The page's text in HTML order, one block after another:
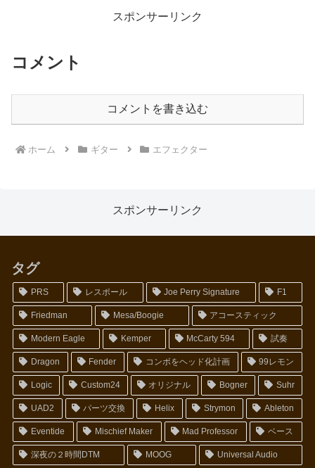
思い切って馬鹿でかい＆馬鹿重
い...
スポンサーリンク
コメント
コメントを書き込む
ホーム ギター エフェクター
スポンサーリンク
タグ
PRS レスポール Joe Perry Signature F1
Friedman Mesa/Boogie アコースティック
Modern Eagle Kemper McCarty 594 試奏
Dragon Fender コンボをヘッド化計画 99レモン
Logic Custom24 オリジナル Bogner Suhr
UAD2 パーツ交換 Helix Strymon Ableton
Eventide Mischief Maker Mad Professor ベース
深夜の２時間DTM MOOG Universal Audio